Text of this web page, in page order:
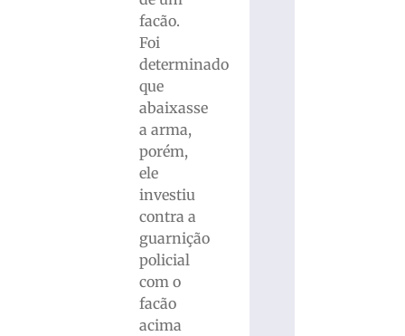
facão.
Foi
determinado
que
abaixasse
a arma,
porém,
ele
investiu
contra a
guarnição
policial
com o
facão
acima